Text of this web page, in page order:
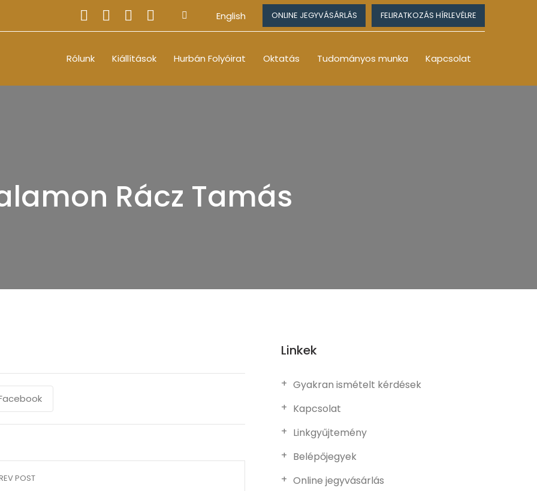
English ONLINE JEGYVÁSÁRLÁS FELIRATKOZÁS HÍRLEVÉLRE
Rólunk Kiállítások Hurbán Folyóirat Oktatás Tudományos munka Kapcsolat
Rácz Tamás
POST
Linkek
Gyakran ismételt kérdések
Kapcsolat
Linkgyűjtemény
Belépőjegyek
Online jegyvásárlás